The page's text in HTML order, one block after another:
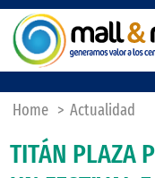
Home > Actualidad
TITÁN PLAZA